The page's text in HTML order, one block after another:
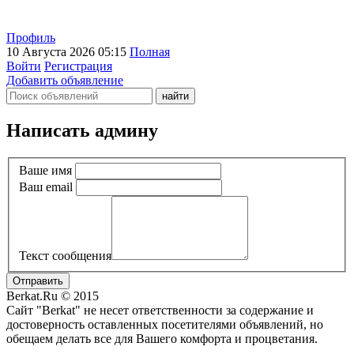
Профиль
10 Августа 2026 05:15 Полная
Войти Регистрация
Добавить объявление
Написать админу
Ваше имя
Ваш email
Текст сообщения
Отправить
Berkat.Ru © 2015
Сайт "Berkat" не несет ответственности за содержание и
достоверность оставленных посетителями объявлений, но
обещаем делать все для Вашего комфорта и процветания.